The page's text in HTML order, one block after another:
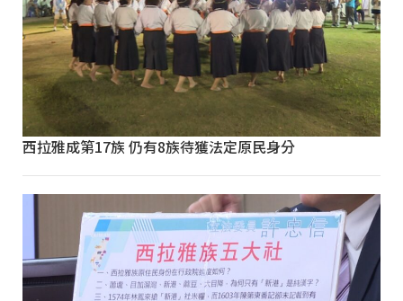
西拉雅成第17族 仍有8族待獲法定原民身分